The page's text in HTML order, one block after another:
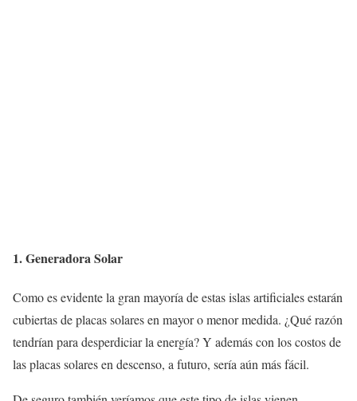
1. Generadora Solar
Como es evidente la gran mayoría de estas islas artificiales estarán
cubiertas de placas solares en mayor o menor medida. ¿Qué razón
tendrían para desperdiciar la energía? Y además con los costos de
las placas solares en descenso, a futuro, sería aún más fácil.